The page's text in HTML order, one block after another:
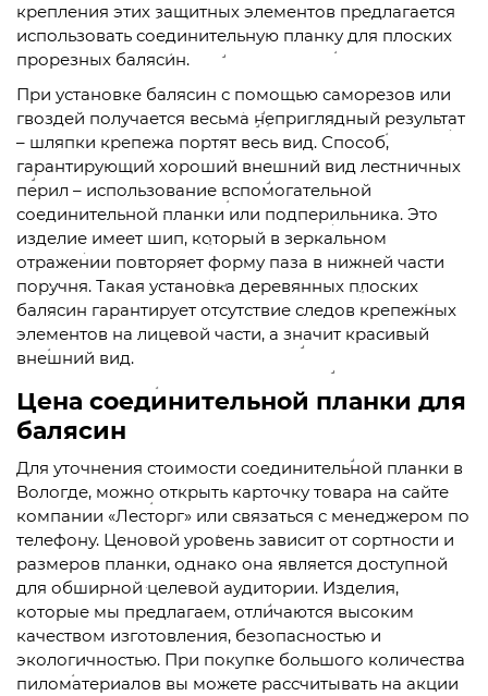
крепления этих защитных элементов предлагается
использовать соединительную планку для плоских
прорезных балясин.
При установке балясин с помощью саморезов или
гвоздей получается весьма неприглядный результат
– шляпки крепежа портят весь вид. Способ,
гарантирующий хороший внешний вид лестничных
перил – использование вспомогательной
соединительной планки или подперильника. Это
изделие имеет шип, который в зеркальном
отражении повторяет форму паза в нижней части
поручня. Такая установка деревянных плоских
балясин гарантирует отсутствие следов крепежных
элементов на лицевой части, а значит красивый
внешний вид.
Цена соединительной планки для
балясин
Для уточнения стоимости соединительной планки в
Вологде, можно открыть карточку товара на сайте
компании «Лесторг» или связаться с менеджером по
телефону. Ценовой уровень зависит от сортности и
размеров планки, однако она является доступной
для обширной целевой аудитории. Изделия,
которые мы предлагаем, отличаются высоким
качеством изготовления, безопасностью и
экологичностью. При покупке большого количества
пиломатериалов вы можете рассчитывать на акции